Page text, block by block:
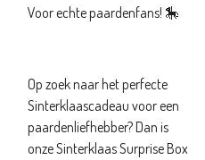
Voor echte paardenfans! 🎠
Op zoek naar het perfecte
Sinterklaascadeau voor een
paardenliefhebber? Dan is
onze Sinterklaas Surprise Box